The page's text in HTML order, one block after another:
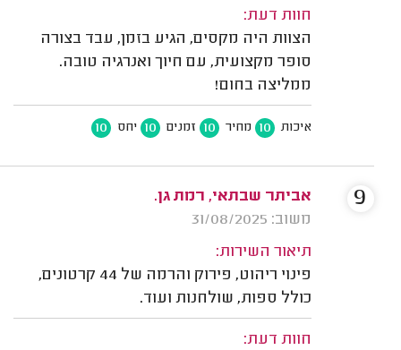
חוות דעת:
הצוות היה מקסים, הגיע בזמן, עבד בצורה
סופר מקצועית, עם חיוך ואנרגיה טובה.
ממליצה בחום!
איכות 10 מחיר 10 זמנים 10 יחס 10
אביתר שבתאי, רמת גן.
משוב: 31/08/2025
תיאור השירות:
פינוי ריהוט, פירוק והרמה של 44 קרטונים,
כולל ספות, שולחנות ועוד.
חוות דעת:
9